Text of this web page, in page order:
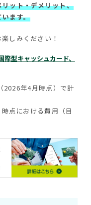
ット・デメリット、
ます。
しみください！
型キャッシュカード、
年4月時点）で計
点における費用（目